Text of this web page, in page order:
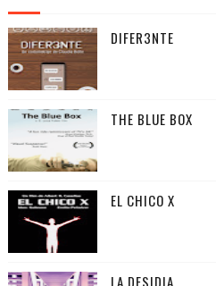
DIFER3NTE
THE BLUE BOX
EL CHICO X
LA DESIDIA